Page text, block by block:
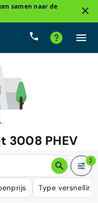
samen naar de
3008 PHEV
niet langer
kunnen voorzien.
2
Type versnelling